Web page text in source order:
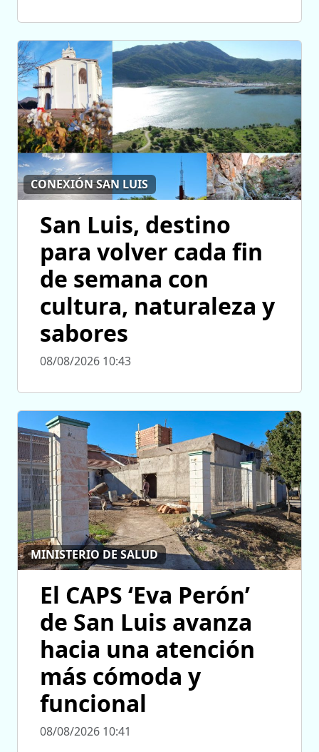
CONEXIÓN SAN LUIS
San Luis, destino
para volver cada fin
de semana con
cultura, naturaleza y
sabores
08/08/2026 10:43
MINISTERIO DE SALUD
El CAPS ‘Eva Perón’
de San Luis avanza
hacia una atención
más cómoda y
funcional
08/08/2026 10:41